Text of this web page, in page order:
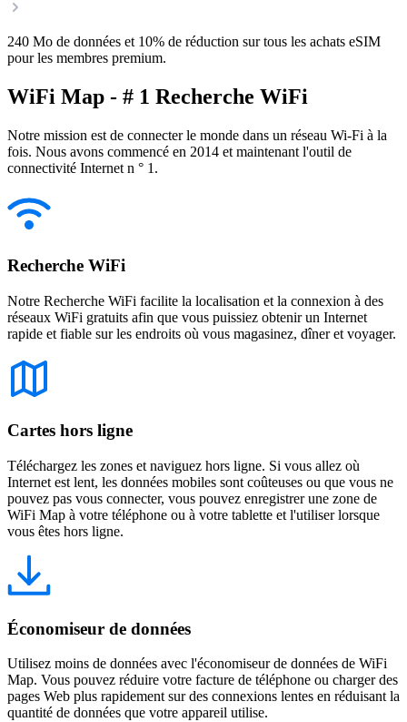
240 Mo de données et 10% de réduction sur tous les achats eSIM
pour les membres premium.
WiFi Map - # 1 Recherche WiFi
Notre mission est de connecter le monde dans un réseau Wi-Fi à la
fois. Nous avons commencé en 2014 et maintenant l'outil de
connectivité Internet n ° 1.
Recherche WiFi
Notre Recherche WiFi facilite la localisation et la connexion à des
réseaux WiFi gratuits afin que vous puissiez obtenir un Internet
rapide et fiable sur les endroits où vous magasinez, dîner et voyager.
Cartes hors ligne
Téléchargez les zones et naviguez hors ligne. Si vous allez où
Internet est lent, les données mobiles sont coûteuses ou que vous ne
pouvez pas vous connecter, vous pouvez enregistrer une zone de
WiFi Map à votre téléphone ou à votre tablette et l'utiliser lorsque
vous êtes hors ligne.
Économiseur de données
Utilisez moins de données avec l'économiseur de données de WiFi
Map. Vous pouvez réduire votre facture de téléphone ou charger des
pages Web plus rapidement sur des connexions lentes en réduisant la
quantité de données que votre appareil utilise.